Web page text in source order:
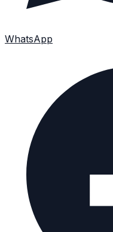
WhatsApp